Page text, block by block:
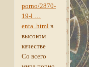
porno/2870-
19-l …
enta..html в
высоком
качестве
Со всего